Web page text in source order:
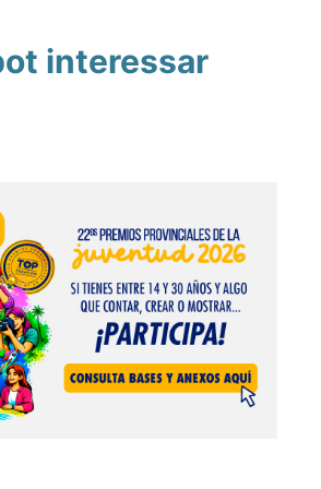
interessar